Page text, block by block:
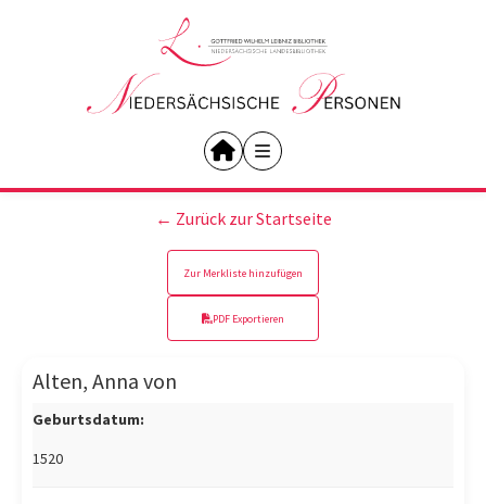
← Zurück zur Startseite
Zur Merkliste hinzufügen
PDF Exportieren
Alten, Anna von
Geburtsdatum:
1520